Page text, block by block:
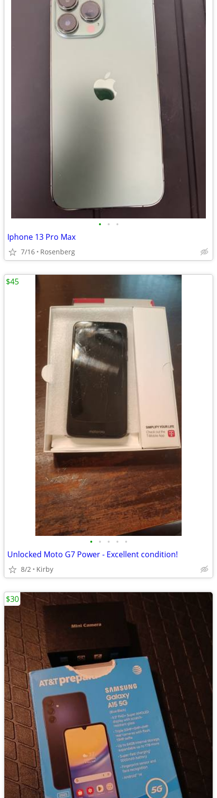
• • •
Iphone 13 Pro Max
7/16 Rosenberg
• • • • •
Unlocked Moto G7 Power - Excellent condition!
8/2 Kirby
$45
$30